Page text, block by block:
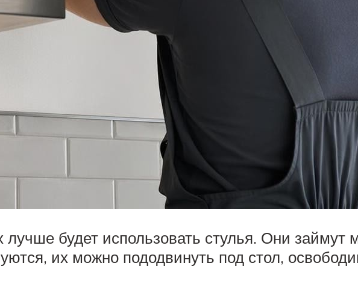
лучше будет использовать стулья. Они
их можно пододвинуть под стол,